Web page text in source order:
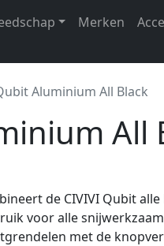
Merken
Aluminium All Black
All
de CIVIVI Qubit
voor alle
met de